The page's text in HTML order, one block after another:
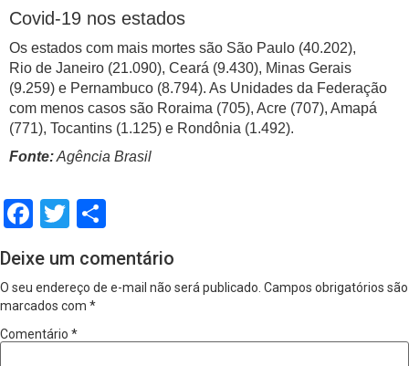
Covid-19 nos estados
Os estados com mais mortes são São Paulo (40.202),
Rio de Janeiro (21.090), Ceará (9.430), Minas Gerais
(9.259) e Pernambuco (8.794). As Unidades da Federação
com menos casos são Roraima (705), Acre (707), Amapá
(771), Tocantins (1.125) e Rondônia (1.492).
Fonte:Agência Brasil
Facebook
Twitter
Deixe um comentário
O seu endereço de e-mail não será publicado. Campos obrigatórios são
marcados com *
Comentário *